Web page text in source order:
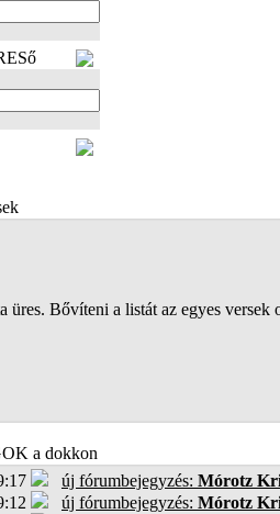
üres. Bővíteni a listát az egyes versek
a dokkon
új fórumbejegyzés: Mórotz
új fórumbejegyzés: Mórotz